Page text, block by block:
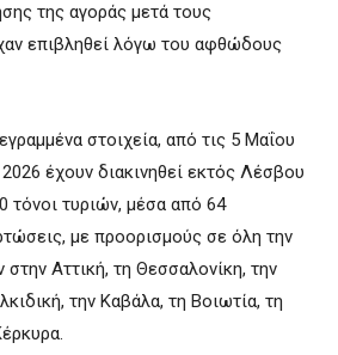
της αγοράς μετά τους
επιβληθεί λόγω του αφθώδους
στοιχεία, από τις 5 Μαΐου
έχουν διακινηθεί εκτός Λέσβου
τόνοι τυριών, μέσα από 64
με προορισμούς σε όλη την
Αττική, τη Θεσσαλονίκη, την
την Καβάλα, τη Βοιωτία, τη